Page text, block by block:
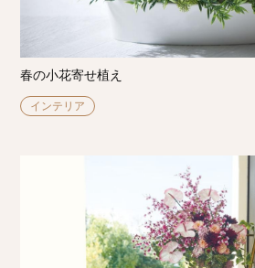
春の小花寄せ植え
インテリア